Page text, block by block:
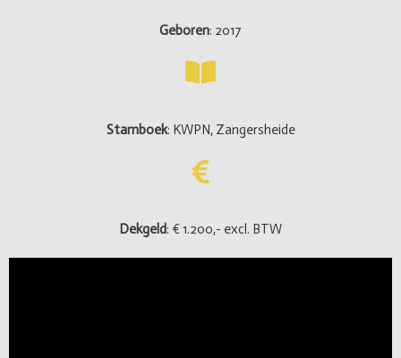
Geboren: 2017
Stamboek: KWPN, Zangersheide
Dekgeld: € 1.200,- excl. BTW